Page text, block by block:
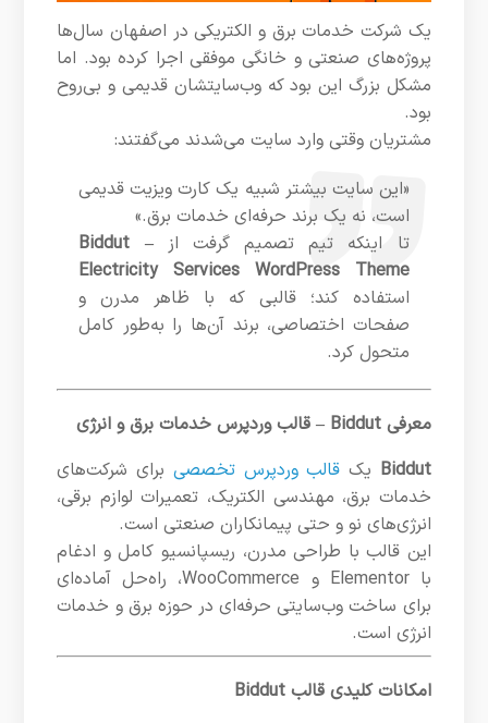
یک شرکت خدمات برق و الکتریکی در اصفهان سال‌ها
پروژه‌های صنعتی و خانگی موفقی اجرا کرده بود. اما
مشکل بزرگ این بود که وب‌سایتشان قدیمی و بی‌روح
بود.
مشتریان وقتی وارد سایت می‌شدند می‌گفتند:
«این سایت بیشتر شبیه یک کارت ویزیت قدیمی
است، نه یک برند حرفه‌ای خدمات برق.»
تا اینکه تیم تصمیم گرفت ازBiddut –
Electricity Services WordPress Theme
استفاده کند؛ قالبی که با ظاهر مدرن و
صفحات اختصاصی، برند آن‌ها را به‌طور کامل
متحول کرد.
معرفی Biddut – قالب وردپرس خدمات برق و انرژی
Biddut یک قالب وردپرس تخصصی برای شرکت‌های
خدمات برق، مهندسی الکتریک، تعمیرات لوازم برقی،
انرژی‌های نو و حتی پیمانکاران صنعتی است.
این قالب با طراحی مدرن، ریسپانسیو کامل و ادغام
با Elementor و WooCommerce، راه‌حل آماده‌ای
برای ساخت وب‌سایتی حرفه‌ای در حوزه برق و خدمات
انرژی است.
امکانات کلیدی قالب Biddut